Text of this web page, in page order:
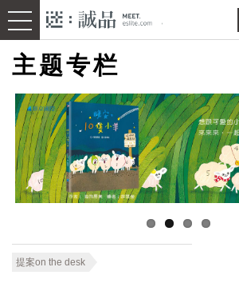
主题专栏
提案on the desk